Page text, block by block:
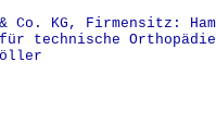
& Co. KG, Firmensitz:
technische